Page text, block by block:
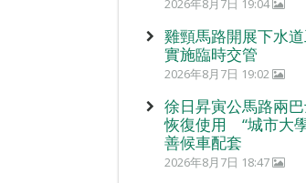
2026年8月7日 19:04
雞頸馬路開展下水
實施臨時交管
2026年8月7日 19:02
徐日昇寅公馬路兩
恢復使用 “城市大
善候車配套
2026年8月7日 18:47